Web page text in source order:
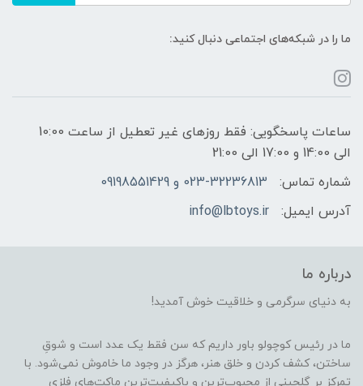
ما را در شبکه‌های اجتماعی دنبال کنید:
ساعات پاسخگویی: فقط روزهای غیر تعطیل از ساعت 10:00
الی 14:00 و 17:00 الی 21:00
شماره تماس:
023-32236813 و 09198551429
آدرس ایمیل:
info@lbtoys.ir
درباره ما
به دنیای سرگرمی و خلاقیت خوش آمدید!
ما در رئیس کوچولو باور داریم که سن فقط یک عدد است و شوقِ
ساختن، کشف کردن و خلق هنر، هرگز در وجود ما خاموش نمی‌شود. با
تمرکز بر گلچینی از محبوب‌ترین و باکیفیت‌ترین ماکت‌های فلزی